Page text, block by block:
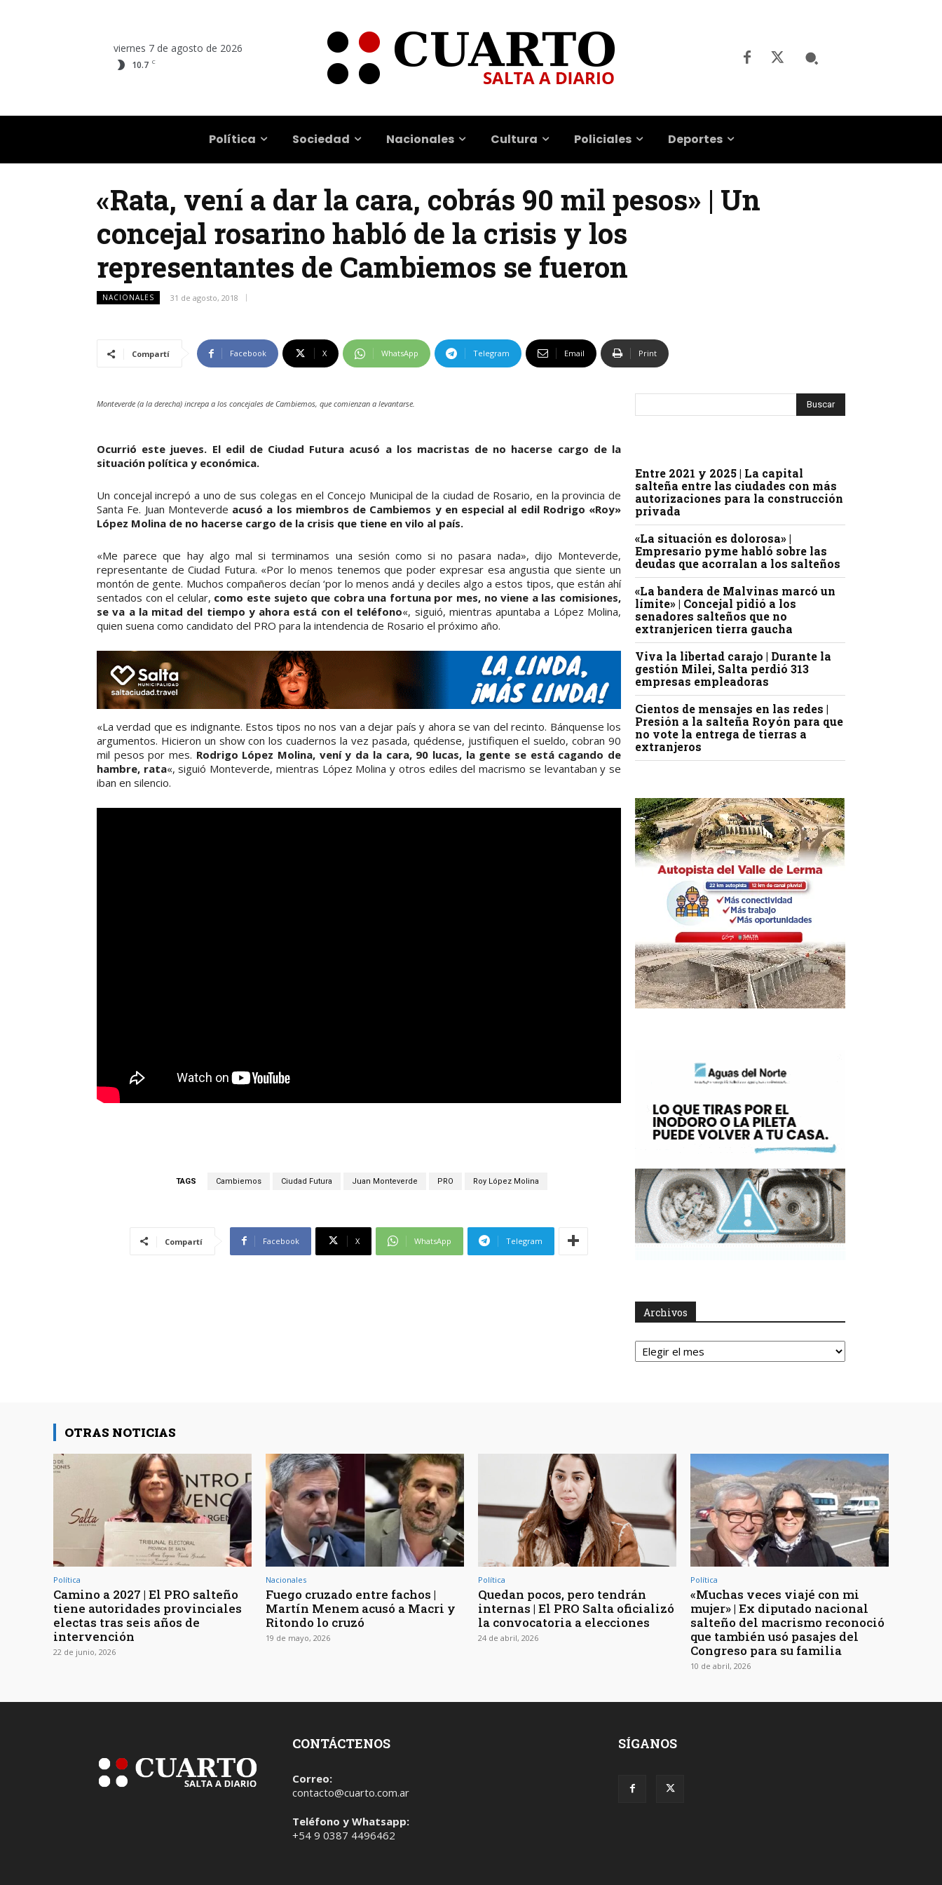
viernes 7 de agosto de 2026
10.7 C
Política Sociedad Nacionales Cultura Policiales Deportes
«Rata, vení a dar la cara, cobrás 90 mil pesos» | Un
concejal rosarino habló de la crisis y los
representantes de Cambiemos se fueron
NACIONALES 31 de agosto, 2018
Compartí Facebook X WhatsApp Telegram Email Print
Monteverde (a la derecha) increpa a los concejales de Cambiemos, que comienzan a levantarse.
Ocurrió este jueves. El edil de Ciudad Futura acusó a los macristas de no hacerse cargo de la
situación política y económica.
Un concejal increpó a uno de sus colegas en el Concejo Municipal de la ciudad de Rosario, en la provincia de
Santa Fe. Juan Monteverde acusó a los miembros de Cambiemos y en especial al edil Rodrigo «Roy»
López Molina de no hacerse cargo de la crisis que tiene en vilo al país.
«Me parece que hay algo mal si terminamos una sesión como si no pasara nada», dijo Monteverde,
representante de Ciudad Futura. «Por lo menos tenemos que poder expresar esa angustia que siente un
montón de gente. Muchos compañeros decían ‘por lo menos andá y deciles algo a estos tipos, que están ahí
sentados con el celular, como este sujeto que cobra una fortuna por mes, no viene a las comisiones,
se va a la mitad del tiempo y ahora está con el teléfono«, siguió, mientras apuntaba a López Molina,
quien suena como candidato del PRO para la intendencia de Rosario el próximo año.
«La verdad que es indignante. Estos tipos no nos van a dejar país y ahora se van del recinto. Bánquense los
argumentos. Hicieron un show con los cuadernos la vez pasada, quédense, justifiquen el sueldo, cobran 90
mil pesos por mes. Rodrigo López Molina, vení y da la cara, 90 lucas, la gente se está cagando de
hambre, rata«, siguió Monteverde, mientras López Molina y otros ediles del macrismo se levantaban y se
iban en silencio.
TAGS Cambiemos Ciudad Futura Juan Monteverde PRO Roy López Molina
Compartí Facebook X WhatsApp Telegram
Entre 2021 y 2025 | La capital
salteña entre las ciudades con más
autorizaciones para la construcción
privada
«La situación es dolorosa» |
Empresario pyme habló sobre las
deudas que acorralan a los salteños
«La bandera de Malvinas marcó un
límite» | Concejal pidió a los
senadores salteños que no
extranjericen tierra gaucha
Viva la libertad carajo | Durante la
gestión Milei, Salta perdió 313
empresas empleadoras
Cientos de mensajes en las redes |
Presión a la salteña Royón para que
no vote la entrega de tierras a
extranjeros
Archivos
Archivos
OTRAS NOTICIAS
Política
Camino a 2027 | El PRO salteño
tiene autoridades provinciales
electas tras seis años de
intervención
22 de junio, 2026
Nacionales
Fuego cruzado entre fachos |
Martín Menem acusó a Macri y
Ritondo lo cruzó
19 de mayo, 2026
Política
Quedan pocos, pero tendrán
internas | El PRO Salta oficializó
la convocatoria a elecciones
24 de abril, 2026
Política
«Muchas veces viajé con mi
mujer» | Ex diputado nacional
salteño del macrismo reconoció
que también usó pasajes del
Congreso para su familia
10 de abril, 2026
CONTÁCTENOS
Correo:
contacto@cuarto.com.ar
Teléfono y Whatsapp:
+54 9 0387 4496462
SÍGANOS